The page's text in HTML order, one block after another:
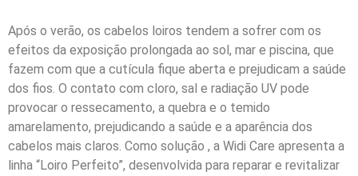
Após o verão, os cabelos loiros tendem a sofrer com os
efeitos da exposição prolongada ao sol, mar e piscina, que
fazem com que a cutícula fique aberta e prejudicam a saúde
dos fios. O contato com cloro, sal e radiação UV pode
provocar o ressecamento, a quebra e o temido
amarelamento, prejudicando a saúde e a aparência dos
cabelos mais claros. Como solução , a Widi Care apresenta a
linha “Loiro Perfeito”, desenvolvida para reparar e revitalizar